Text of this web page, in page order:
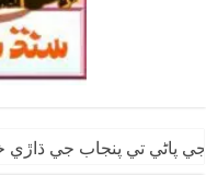
پاڻي تي پنجاب جي ڌاڙي